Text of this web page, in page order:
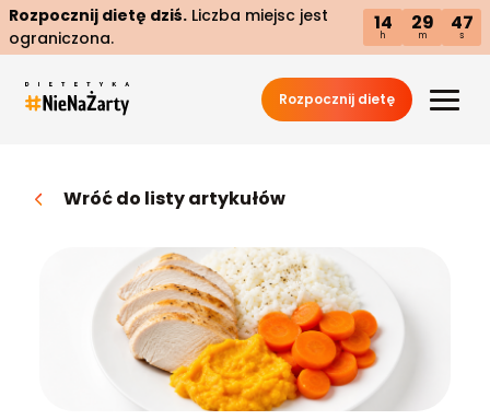
Rozpocznij dietę dziś. Liczba miejsc jest
ograniczona.
14
h
29
m
46
s
Rozpocznij dietę
Wróć do listy artykułów